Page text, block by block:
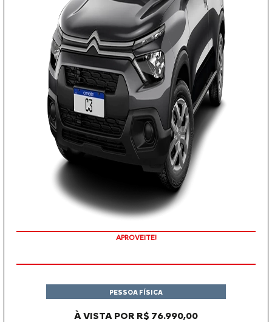
APROVEITE!
À VISTA POR R$ 76.990,00
PESSOA FÍSICA